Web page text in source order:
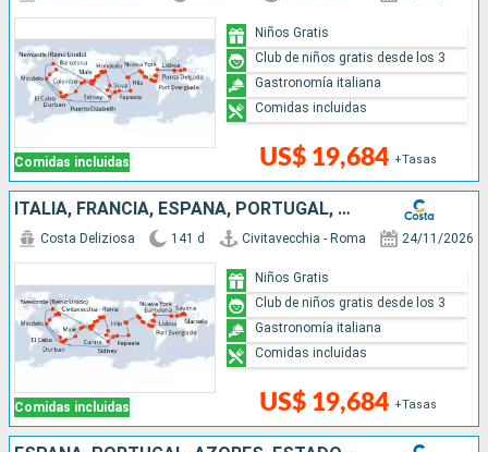
Comidas incluidas US$ 19,684 +Tasas
Niños Gratis
Club de niños gratis desde los 3
Gastronomía italiana
Comidas incluidas
ITALIA, FRANCIA, ESPAÑA, PORTUGAL, AZORES, ESTADOS UNIDOS, FLORIDA (USA), MÉJICO, ESTADOS UNITOS, HAWÁI, POLINESIA, FIJI, AUSTRALIA, JAPÓN, SUDÁFRICA
Comidas incluidas
Costa Deliziosa 141 d Civitavecchia - Roma 24/11/2026
US$ 19,684 +Tasas
Niños Gratis
Club de niños gratis desde los 3
Gastronomía italiana
Comidas incluidas